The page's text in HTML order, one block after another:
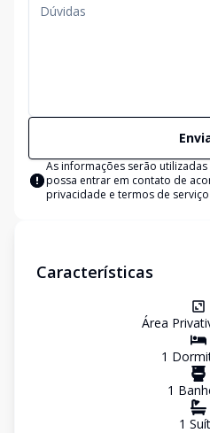
As informações serão
possa entrar em contato de
privacidade e termos de serviço
Características
Área
1
1
1